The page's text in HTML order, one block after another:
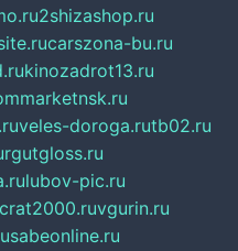
2shizashop.ru
carszona-bu.ru
kinozadrot13.ru
veles-doroga.rutb02.ru
lubov-pic.ru
vgurin.ru
sabeonline.ru